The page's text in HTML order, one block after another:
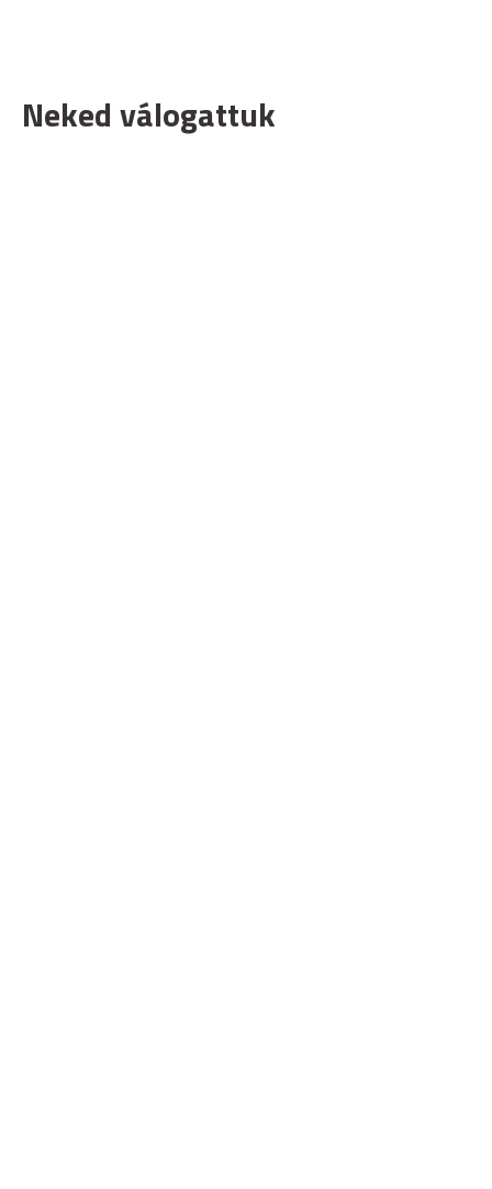
Neked válogattuk